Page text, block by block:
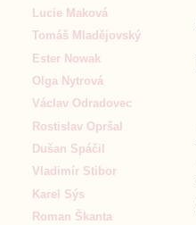
Lucie Maková
Tomáš Mladějovský
Ester Nowak
Olga Nytrová
Václav Odradovec
Rostislav Opršal
Dušan Spáčil
Vladimír Stibor
Karel Sýs
Roman Škanta